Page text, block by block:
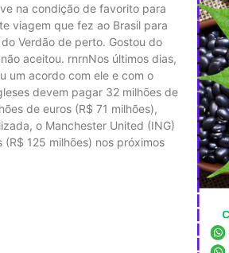
na condição de favorito para
viagem que fez ao Brasil para
Verdão de perto. Gostou do
aceitou. rnrnNos últimos dias,
um acordo com ele e com o
devem pagar 32 milhões de
de euros (R$ 71 milhões),
o Manchester United (ING)
125 milhões) nos próximos